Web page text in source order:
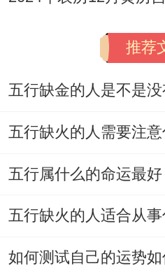
水般源源不断...但需注
3.3 2026年12月18日
「白虎」（黑道凶日
（庚申），煞北。
宜忌分析:宜于纳采，
推荐